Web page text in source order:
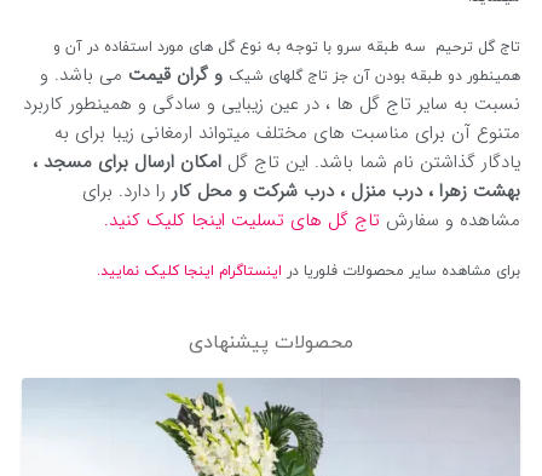
تاج گل ترحیم سه طبقه سرو با توجه به نوع گل های مورد استفاده در آن و
همینطور دو طبقه بودن آن جز تاج گلهای شیک و گران قیمت می باشد. و
نسبت به سایر تاج گل ها ، در عین زیبایی و سادگی و همینطور کاربرد
متنوع آن برای مناسبت های مختلف میتواند ارمغانی زیبا برای به
یادگار گذاشتن نام شما باشد. این تاج گل امکان ارسال برای مسجد ،
بهشت زهرا ، درب منزل ، درب شرکت و محل کار را دارد. برای
مشاهده و سفارش تاج گل های تسلیت اینجا کلیک کنید.
برای مشاهده سایر محصولات فلوریا در اینستاگرام اینجا کلیک نمایید.
محصولات پیشنهادی